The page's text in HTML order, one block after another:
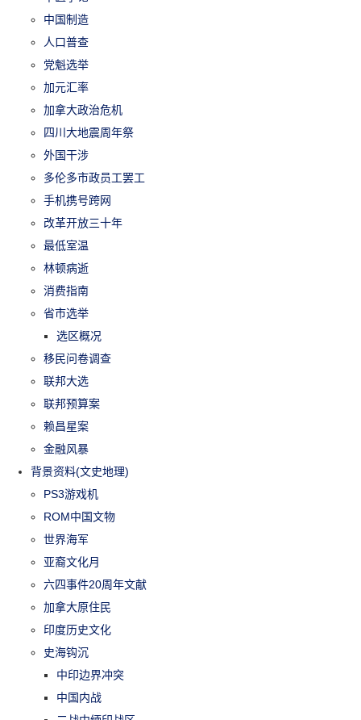
中国制造
人口普查
党魁选举
加元汇率
加拿大政治危机
四川大地震周年祭
外国干涉
多伦多市政员工罢工
手机携号跨网
改革开放三十年
最低室温
林顿病逝
消费指南
省市选举
选区概况
移民问卷调查
联邦大选
联邦预算案
赖昌星案
金融风暴
背景资料(文史地理)
PS3游戏机
ROM中国文物
世界海军
亚裔文化月
六四事件20周年文献
加拿大原住民
印度历史文化
史海钩沉
中印边界冲突
中国内战